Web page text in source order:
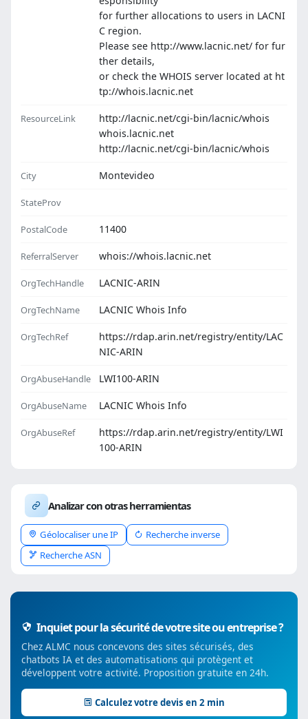
for further allocations to users in LACNI
C region.
Please see http://www.lacnic.net/ for fur
ther details,
or check the WHOIS server located at ht
tp://whois.lacnic.net
ResourceLink
http://lacnic.net/cgi-bin/lacnic/whois
whois.lacnic.net
http://lacnic.net/cgi-bin/lacnic/whois
City Montevideo
StateProv
PostalCode 11400
ReferralServer whois://whois.lacnic.net
OrgTechHandle LACNIC-ARIN
OrgTechName LACNIC Whois Info
OrgTechRef
https://rdap.arin.net/registry/entity/LAC
NIC-ARIN
OrgAbuseHandle LWI100-ARIN
OrgAbuseName LACNIC Whois Info
OrgAbuseRef
https://rdap.arin.net/registry/entity/LWI
100-ARIN
Analizar con otras herramientas
Géolocaliser une IP
Recherche inverse
Recherche ASN
Inquiet pour la sécurité de votre site ou entreprise ?
Chez ALMC nous concevons des sites sécurisés, des
chatbots IA et des automatisations qui protègent et
développent votre activité. Proposition gratuite en 24h.
Calculez votre devis en 2 min